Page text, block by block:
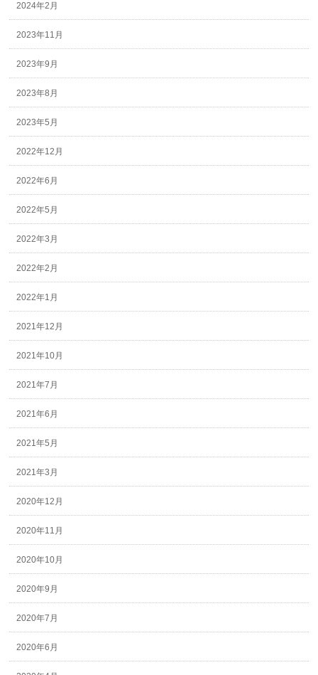
2024年2月
2023年11月
2023年9月
2023年8月
2023年5月
2022年12月
2022年6月
2022年5月
2022年3月
2022年2月
2022年1月
2021年12月
2021年10月
2021年7月
2021年6月
2021年5月
2021年3月
2020年12月
2020年11月
2020年10月
2020年9月
2020年7月
2020年6月